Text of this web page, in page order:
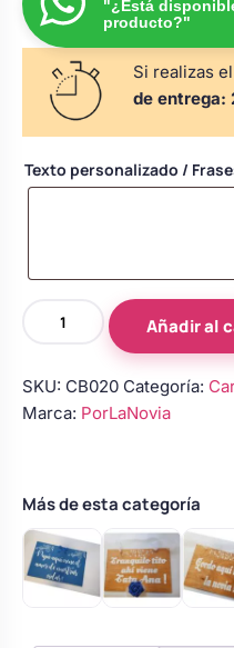
y pala tarta
damas de honor
bebé boda
"¿Está
producto?"
Si realizas
de entrega:
Texto personalizado /
todavía
estás
de
corriendo”
cantidad
Añadir al
SKU: CB020 Categoría:
Marca: PorLaNovia
Más de esta categoría